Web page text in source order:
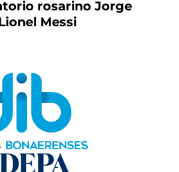
rosarino Jorge
Messi